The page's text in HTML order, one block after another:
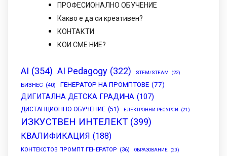
ПРОФЕСИОНАЛНО ОБУЧЕНИЕ
Какво е да си креативен?
КОНТАКТИ
КОИ СМЕ НИЕ?
AI (354) AI Pedagogy (322) STEM/STEAM (22)
БИЗНЕС (40) ГЕНЕРАТОР НА ПРОМПТОВЕ (77)
ДИГИТАЛНА ДЕТСКА ГРАДИНА (107)
ДИСТАНЦИОННО ОБУЧЕНИЕ (51) ЕЛЕКТРОННИ РЕСУРСИ (21)
ИЗКУСТВЕН ИНТЕЛЕКТ (399)
КВАЛИФИКАЦИЯ (188)
КОНТЕКСТОВ ПРОМПТ ГЕНЕРАТОР (36) ОБРАЗОВАНИЕ (20)